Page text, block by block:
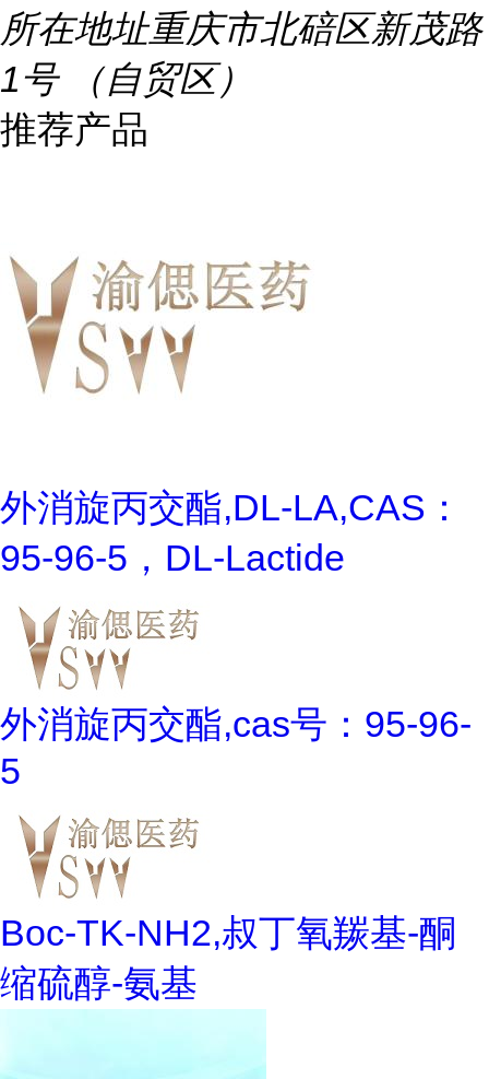
所在地址重庆市北碚区新茂路
1号 （自贸区）
推荐产品
外消旋丙交酯,DL-LA,CAS：
95-96-5，DL-Lactide
外消旋丙交酯,cas号：95-96-
5
Boc-TK-NH2,叔丁氧羰基-酮
缩硫醇-氨基